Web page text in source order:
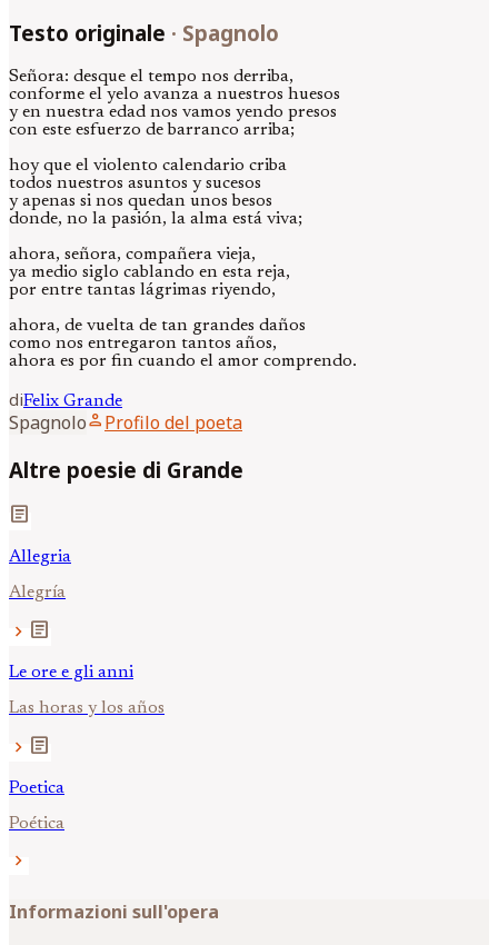
Testo originale · Spagnolo
Señora: desque el tempo nos derriba,
conforme el yelo avanza a nuestros huesos
y en nuestra edad nos vamos yendo presos
con este esfuerzo de barranco arriba;
hoy que el violento calendario criba
todos nuestros asuntos y sucesos
y apenas si nos quedan unos besos
donde, no la pasión, la alma está viva;
ahora, señora, compañera vieja,
ya medio siglo cablando en esta reja,
por entre tantas lágrimas riyendo,
ahora, de vuelta de tan grandes daños
como nos entregaron tantos años,
ahora es por fin cuando el amor comprendo.
diFelix Grande
Spagnoloperson Profilo del poeta
Altre poesie di Grande
article
Allegria
Alegría
chevron_right article
Le ore e gli anni
Las horas y los años
chevron_right article
Poetica
Poética
chevron_right
Informazioni sull'opera